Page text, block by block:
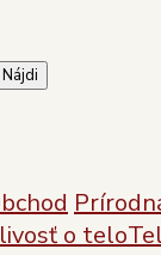
o telo